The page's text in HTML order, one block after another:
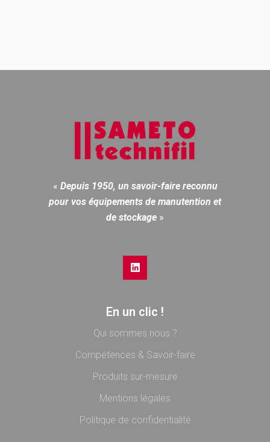
« Depuis 1950, un savoir-faire reconnu
pour vos équipements de manutention et
de stockage »
En un clic !
Qui sommes nous ?
Compétences & Savoir-faire
Produits sur-mesure
Mentions légales
Politique de confidentialité